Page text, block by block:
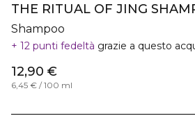
THE RITUAL OF JING
Shampoo
12 punti fedeltà grazie a questo
12,90 €
6,45 € / 100 ml